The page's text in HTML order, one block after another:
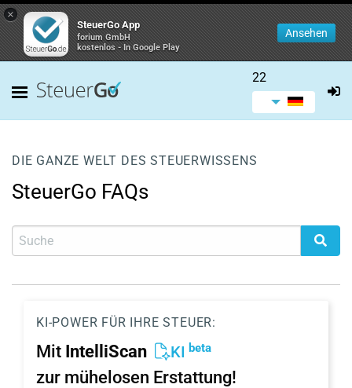
×
SteuerGo App
forium GmbH
kostenlos - In Google Play
Ansehen
22
DIE GANZE WELT DES STEUERWISSENS
SteuerGo FAQs
KI-POWER FÜR IHRE STEUER:
Mit IntelliScan KI beta
zur mühelosen Erstattung!